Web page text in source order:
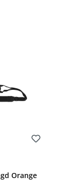
Orange